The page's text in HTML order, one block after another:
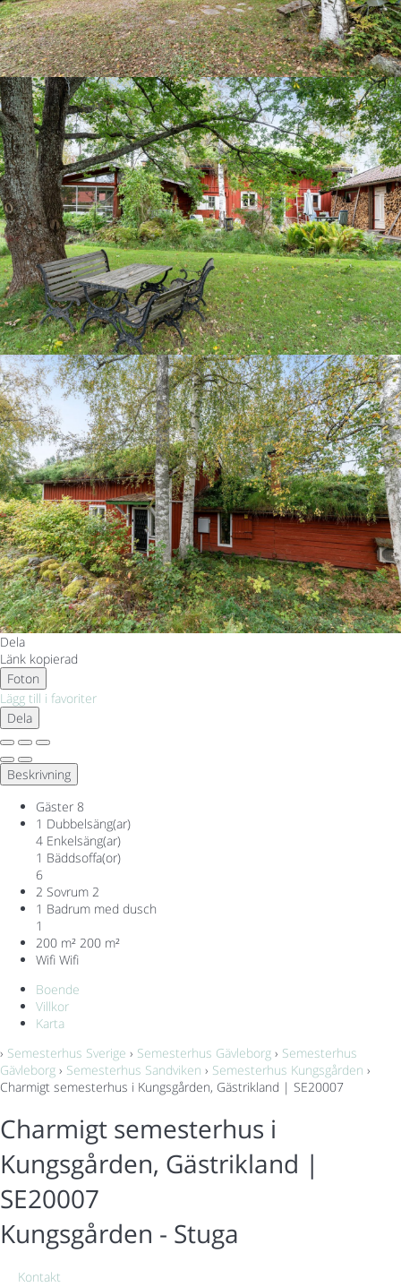
Dela
Länk kopierad
Foton
Lägg till i favoriter
Dela
Beskrivning
Gäster 8
1 Dubbelsäng(ar)
4 Enkelsäng(ar)
1 Bäddsoffa(or)
6
2 Sovrum 2
1 Badrum med dusch
1
200 m² 200 m²
Wifi Wifi
Boende
Villkor
Karta
› Semesterhus Sverige › Semesterhus Gävleborg › Semesterhus
Gävleborg › Semesterhus Sandviken › Semesterhus Kungsgården ›
Charmigt semesterhus i Kungsgården, Gästrikland | SE20007
Charmigt semesterhus i
Kungsgården, Gästrikland |
SE20007
Kungsgården - Stuga
Kontakt